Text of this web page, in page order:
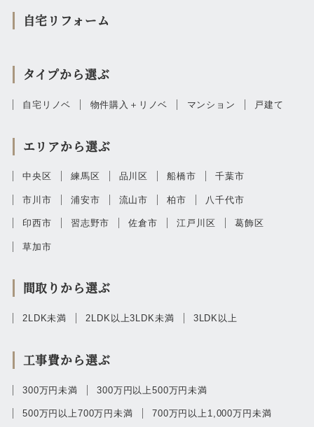
自宅リフォーム
タイプから選ぶ
自宅リノベ 物件購入＋リノベ マンション 戸建て
エリアから選ぶ
中央区 練馬区 品川区 船橋市 千葉市
市川市 浦安市 流山市 柏市 八千代市
印西市 習志野市 佐倉市 江戸川区 葛飾区
草加市
間取りから選ぶ
2LDK未満 2LDK以上3LDK未満 3LDK以上
工事費から選ぶ
300万円未満 300万円以上500万円未満
500万円以上700万円未満 700万円以上1,000万円未満